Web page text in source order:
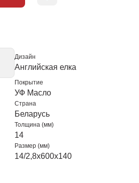
Дизайн
Английская елка
Покрытие
УФ Масло
Страна
Беларусь
Толщина (мм)
14
Размер (мм)
14/2,8х600х140